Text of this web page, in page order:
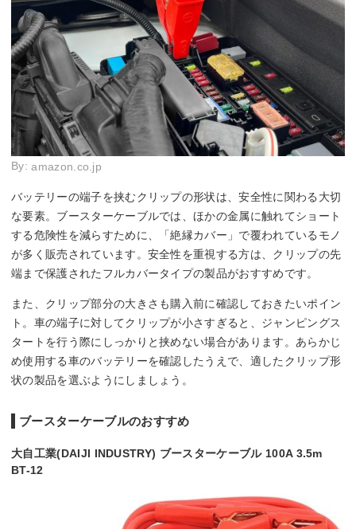
By:amazon.co.jp
バッテリーの端子を挟むクリップの形状は、安全性に関わる大切
な要素。ブースターケーブルでは、ほかの金属に触れてショート
する危険性を減らすために、「絶縁カバー」で覆われているモノ
が多く販売されています。安全性を重視する方は、クリップの先
端まで保護されたフルカバータイプの製品がおすすめです。
また、クリップ部分の大きさも購入前に確認しておきたいポイン
ト。車の端子に対してクリップが小さすぎると、ジャンピングス
タートを行う際にしっかりと挟めない場合があります。あらかじ
め使用する車のバッテリーを確認したうえで、適したクリップ形
状の製品を選ぶようにしましょう。
ブースターケーブルのおすすめ
大自工業(DAIJI INDUSTRY) ブースターケーブル 100A 3.5m
BT-12